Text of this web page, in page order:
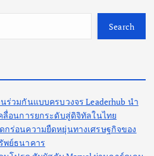
Search
ร่วมกันแบบครบวงจร Leaderhub นำ
อนการยกระดับสู่ดิจิทัลในไทย
ร่อนความยืดหยุ่นทางเศรษฐกิจของ
ย์ธนาคาร